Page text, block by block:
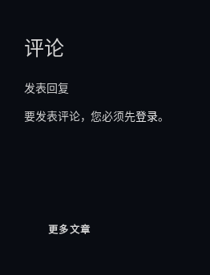
评论
发表回复
要发表评论，您必须先登录。
更多文章